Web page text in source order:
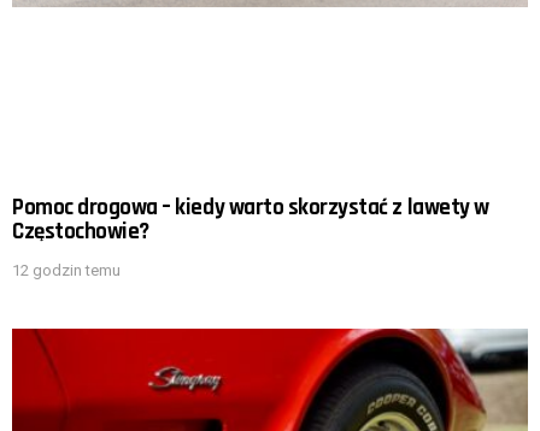
Pomoc drogowa – kiedy warto skorzystać z lawety w
Częstochowie?
12 godzin temu